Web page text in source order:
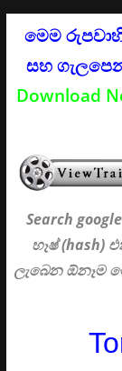
මෙම
සහ
Download
Search
හෑෂ් (hash)
ලැබෙන ඕනෑම